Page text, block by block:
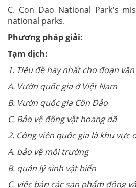
C. Con Dao National Park's
national parks.
Phương pháp giải:
Tạm dịch:
1. Tiêu đề hay nhất cho đoạn văn
A. Vườn quốc gia ở Việt Nam
B. Vườn quốc gia Côn Đảo
C. Bảo vệ động vật hoang dã
2. Công viên quốc gia là khu vực
A. bảo vệ môi trường
B. quản lý sinh vật biển
C. việc bán các sản phẩm động